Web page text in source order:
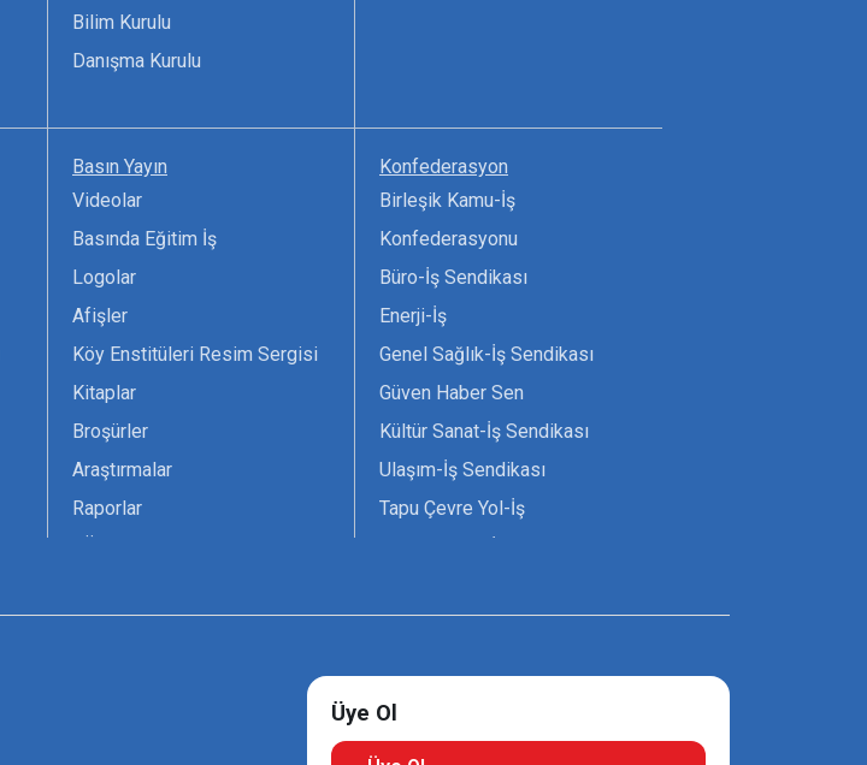
Bilim Kurulu
Danışma Kurulu
Basın Yayın
Videolar
Basında Eğitim İş
Logolar
Afişler
Köy Enstitüleri Resim Sergisi
Kitaplar
Broşürler
Araştırmalar
Raporlar
Pankartlar
Konfederasyon
Birleşik Kamu-İş
Konfederasyonu
Büro-İş Sendikası
Enerji-İş
Genel Sağlık-İş Sendikası
Güven Haber Sen
Kültür Sanat-İş Sendikası
Ulaşım-İş Sendikası
Tapu Çevre Yol-İş
Uzman Diyanet - Sen
Üye Ol